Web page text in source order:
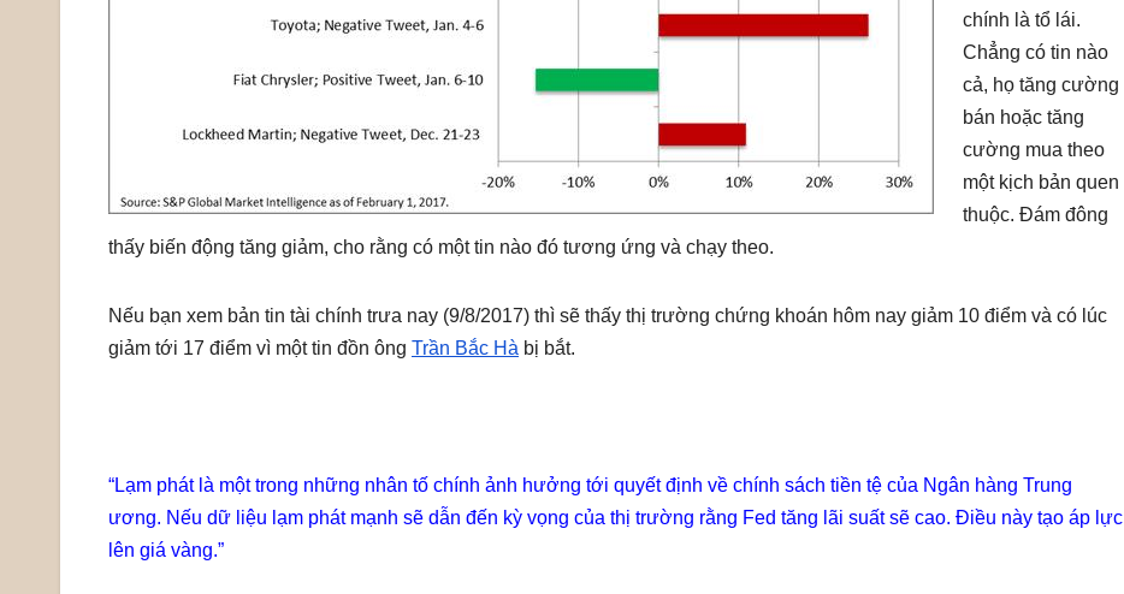
chính là tổ lái.
Chẳng có tin nào
cả, họ tăng cường
bán hoặc tăng
cường mua theo
một kịch bản quen
thuộc. Đám đông
thấy biến động tăng giảm, cho rằng có một tin nào đó tương ứng và chạy theo.
Nếu bạn xem bản tin tài chính trưa nay (9/8/2017) thì sẽ thấy thị trường chứng khoán hôm nay giảm 10 điểm và có lúc
giảm tới 17 điểm vì một tin đồn ông Trần Bắc Hà bị bắt.
“Lạm phát là một trong những nhân tố chính ảnh hưởng tới quyết định về chính sách tiền tệ của Ngân hàng Trung
ương. Nếu dữ liệu lạm phát mạnh sẽ dẫn đến kỳ vọng của thị trường rằng Fed tăng lãi suất sẽ cao. Điều này tạo áp lực
lên giá vàng.”